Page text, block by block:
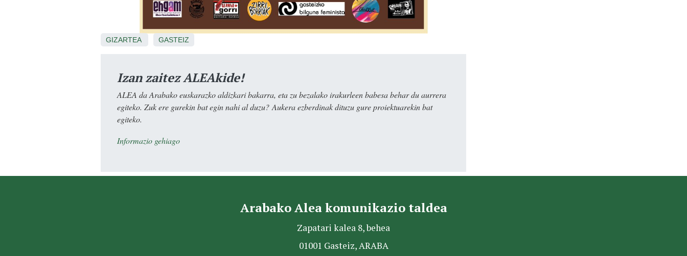
GIZARTEA GASTEIZ
Izan zaitez ALEAkide!
ALEA da Arabako euskarazko aldizkari bakarra, eta zu bezalako irakurleen babesa behar du aurrera
egiteko. Zuk ere gurekin bat egin nahi al duzu? Aukera ezberdinak dituzu gure proiektuarekin bat
egiteko.
Informazio gehiago
Arabako Alea komunikazio taldea
Zapatari kalea 8, behea
01001 Gasteiz, ARABA